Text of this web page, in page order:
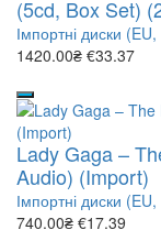
(5cd, Box Set)
Імпортні диски
1420.00₴ €33.37
Lady Gaga –
Audio) (Import)
Імпортні диски
740.00₴ €17.39